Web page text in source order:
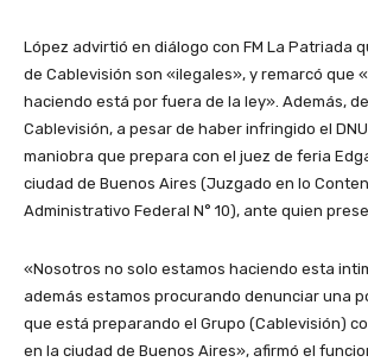
López advirtió en diálogo con FM La Patriada
de Cablevisión son «ilegales», y remarcó que
haciendo está por fuera de la ley». Además,
Cablevisión, a pesar de haber infringido el
maniobra que prepara con el juez de feria
ciudad de Buenos Aires (Juzgado en lo
Administrativo Federal N° 10), ante quien
«Nosotros no solo estamos haciendo esta
además estamos procurando denunciar una
que está preparando el Grupo (Cablevisión)
en la ciudad de Buenos Aires», afirmó el